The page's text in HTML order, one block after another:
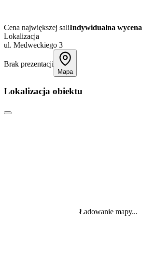
Cena największej saliIndywidualna wycena
Lokalizacja
ul. Medweckiego 3
Brak prezentacji
Mapa
Lokalizacja obiektu
Ładowanie mapy...